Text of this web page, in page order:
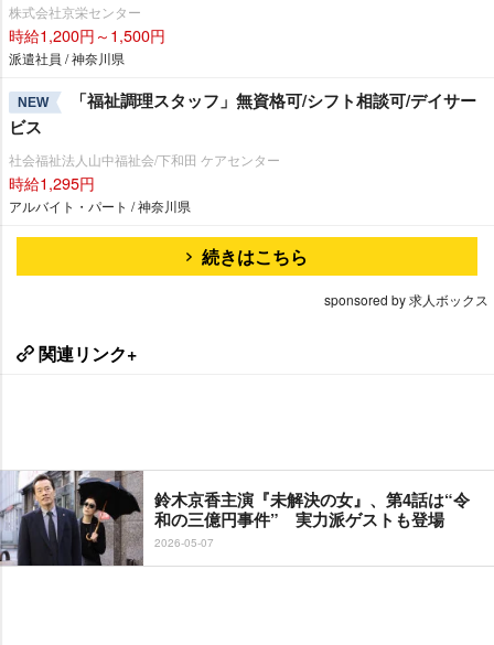
株式会社京栄センター
時給1,200円～1,500円
派遣社員 / 神奈川県
NEW
「福祉調理スタッフ」無資格可/シフト相談可/デイサー
ビス
社会福祉法人山中福祉会/下和田 ケアセンター
時給1,295円
アルバイト・パート / 神奈川県
続きはこちら
sponsored by 求人ボックス
関連リンク+
鈴木京香主演『未解決の女』、第4話は“令
和の三億円事件” 実力派ゲストも登場
2026-05-07